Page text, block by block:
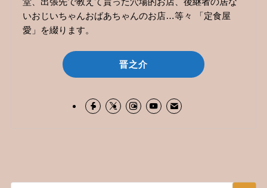
いおじいちゃんおばあちゃんのお店…等々 「定食屋
愛」を綴ります。
晋之介